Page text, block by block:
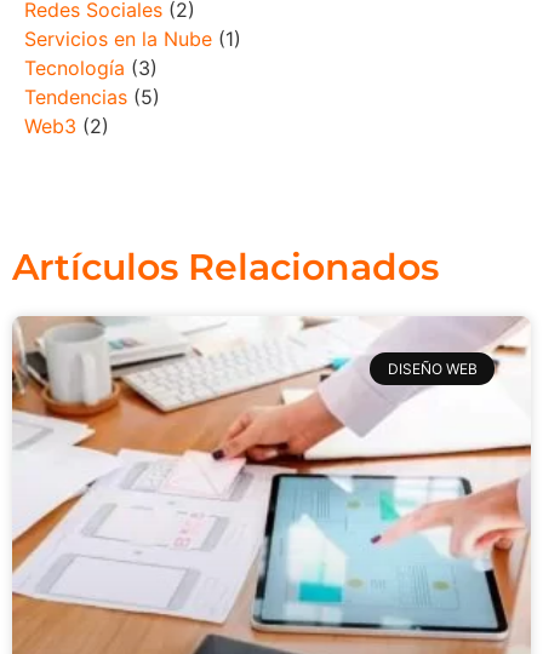
Redes Sociales (2)
Servicios en la Nube (1)
Tecnología (3)
Tendencias (5)
Web3 (2)
Artículos Relacionados
DISEÑO WEB